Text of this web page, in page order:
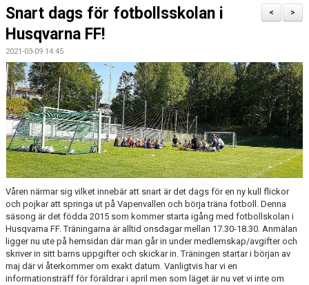
FÖRENINGSKALENDER
DOKUMENT
FÖRENINGENS MATCHER
SPONSORER
INTERSPORT
ISSA ISKANDERS MINNESFOND
BOKA DIN HEMMAVINSTLOTT SMIDIGT HÄR
BÖRJA SPELA FOTBOLL I HUSQVARNA FF
>
<
Snart dags för fotbollsskolan i
Husqvarna FF!
2021-03-09 14:45
Våren närmar sig vilket innebär att snart är det dags för en ny kull flickor
och pojkar att springa ut på Vapenvallen och börja träna fotboll. Denna
säsong är det födda 2015 som kommer starta igång med fotbollskolan i
Husqvarna FF. Träningarna är alltid onsdagar mellan 17.30-18.30. Anmälan
ligger nu ute på hemsidan där man går in under medlemskap/avgifter och
skriver in sitt barns uppgifter och skickar in. Träningen startar i början av
maj där vi återkommer om exakt datum. Vanligtvis har vi en
informationsträff för föräldrar i april men som läget är nu vet vi inte om